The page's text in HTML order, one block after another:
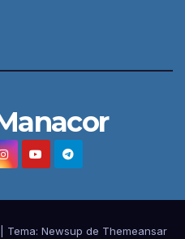
Tema: Newsup de Themeansar